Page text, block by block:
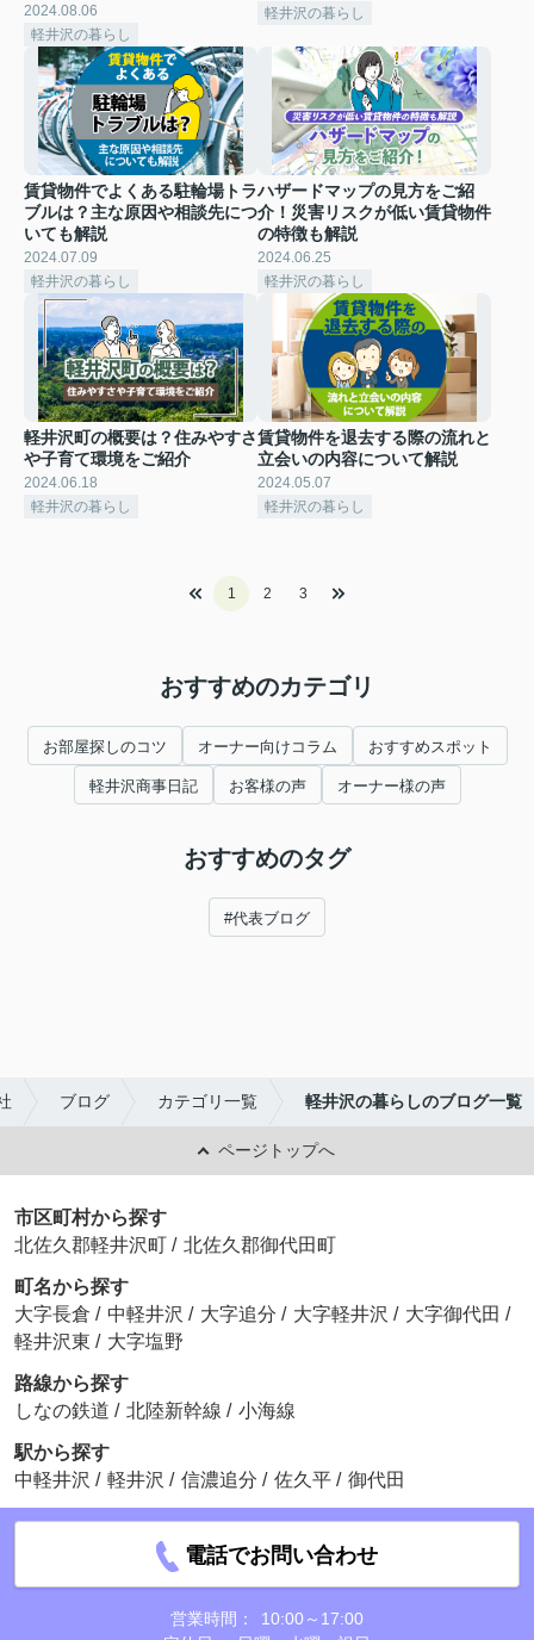
2024.08.06
軽井沢の暮らし
軽井沢の暮らし
賃貸物件でよくある駐輪場トラ
ブルは？主な原因や相談先につ
いても解説
2024.07.09
軽井沢の暮らし
ハザードマップの見方をご紹
介！災害リスクが低い賃貸物件
の特徴も解説
2024.06.25
軽井沢の暮らし
軽井沢町の概要は？住みやすさ
や子育て環境をご紹介
2024.06.18
軽井沢の暮らし
賃貸物件を退去する際の流れと
立会いの内容について解説
2024.05.07
軽井沢の暮らし
1 2 3
おすすめのカテゴリ
お部屋探しのコツ オーナー向けコラム おすすめスポット
軽井沢商事日記 お客様の声 オーナー様の声
おすすめのタグ
#代表ブログ
ブログ カテゴリ一覧 軽井沢の暮らしのブログ一覧
ページトップへ
市区町村から探す
北佐久郡軽井沢町 / 北佐久郡御代田町
町名から探す
大字長倉 / 中軽井沢 / 大字追分 / 大字軽井沢 / 大字御代田 /
軽井沢東 / 大字塩野
路線から探す
しなの鉄道 / 北陸新幹線 / 小海線
駅から探す
中軽井沢 / 軽井沢 / 信濃追分 / 佐久平 / 御代田
電話でお問い合わせ
営業時間：
10:00～17:00